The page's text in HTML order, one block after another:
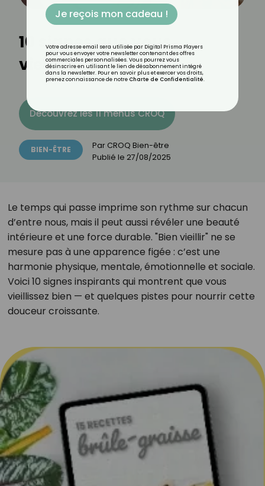
10 signes que vous
vieillissez bien
Découvrez les 11 menus CROQ
BIEN-ÊTRE Par CROQ Bien-être
Publié le 27/08/2025
Le temps qui passe imprime son rythme sur chacun
d’entre nous, mais il peut aussi révéler une beauté
intérieure et une force durable. "Bien vieillir" ne se
mesure pas à une apparence figée : c’est une
harmonie physique, mentale, émotionnelle et sociale.
Voici 10 signes inspirants qui montrent que vous
vieillissez bien — et quelques pistes pour nourrir cette
douceur croissante.
Je reçois mon cadeau !
Votre adresse email sera utilisée par Digital Prisma Players
pour vous envoyer votre newsletter contenant des offres
commerciales personnalisées. Vous pourrez vous
désinscrire en utilisant le lien de désabonnement intégré
dans la newsletter. Pour en savoir plus et exercer vos droits,
prenez connaissance de notre Charte de Confidentialité.